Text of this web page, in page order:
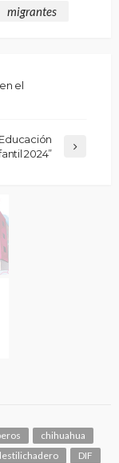
migrantes
el
2024”
chihuahua
DIF